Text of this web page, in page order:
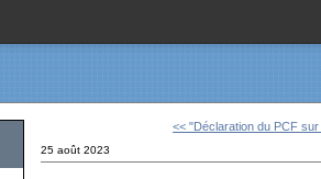
<< "Déclaration du PCF sur
25 août 2023